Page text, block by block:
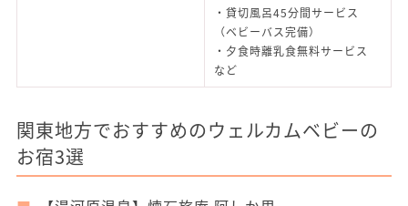
・貸切風呂45分間サービス
（ベビーバス完備）
・夕食時離乳食無料サービス
など
関東地方でおすすめのウェルカムベビーの
お宿3選